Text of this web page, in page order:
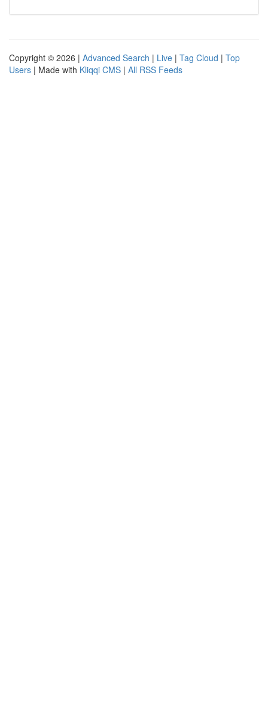
Copyright © 2026 | Advanced Search | Live | Tag Cloud | Top
Users | Made with Kliqqi CMS | All RSS Feeds